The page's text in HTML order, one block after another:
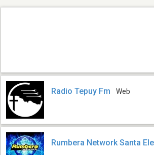
Radio Tepuy Fm Web
Rumbera Network Santa